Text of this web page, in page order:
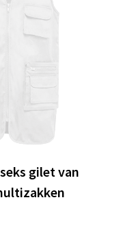
gilet van